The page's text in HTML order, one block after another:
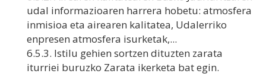
udal informazioaren harrera hobetu: atmosfera
inmisioa eta airearen kalitatea, Udalerriko
enpresen atmosfera isurketak,...
6.5.3. Istilu gehien sortzen dituzten zarata
iturriei buruzko Zarata ikerketa bat egin.